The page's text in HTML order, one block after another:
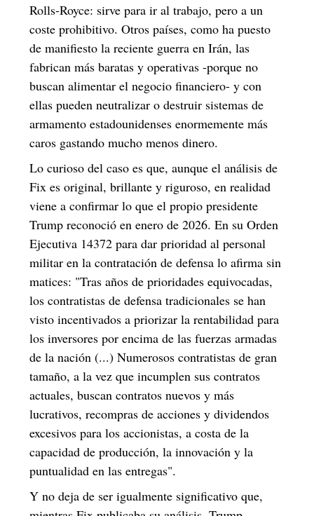
Rolls-Royce: sirve para ir al trabajo, pero a un
coste prohibitivo. Otros países, como ha puesto
de manifiesto la reciente guerra en Irán, las
fabrican más baratas y operativas -porque no
buscan alimentar el negocio financiero- y con
ellas pueden neutralizar o destruir sistemas de
armamento estadounidenses enormemente más
caros gastando mucho menos dinero.
Lo curioso del caso es que, aunque el análisis de
Fix es original, brillante y riguroso, en realidad
viene a confirmar lo que el propio presidente
Trump reconoció en enero de 2026. En su Orden
Ejecutiva 14372 para dar prioridad al personal
militar en la contratación de defensa lo afirma sin
matices: "Tras años de prioridades equivocadas,
los contratistas de defensa tradicionales se han
visto incentivados a priorizar la rentabilidad para
los inversores por encima de las fuerzas armadas
de la nación (...) Numerosos contratistas de gran
tamaño, a la vez que incumplen sus contratos
actuales, buscan contratos nuevos y más
lucrativos, recompras de acciones y dividendos
excesivos para los accionistas, a costa de la
capacidad de producción, la innovación y la
puntualidad en las entregas".
Y no deja de ser igualmente significativo que,